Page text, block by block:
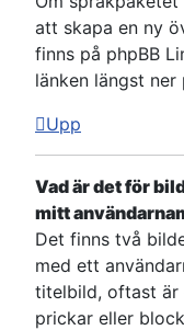
att skapa en ny
finns på phpBB
länken längst
Upp
Vad är det för
mitt
Det finns två
med ett
titelbild, oftast är
prickar eller